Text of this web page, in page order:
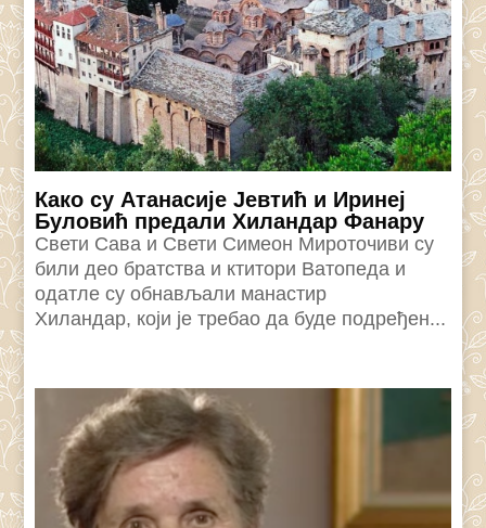
Како су Атанасије Јевтић и Иринеј
Буловић предали Хиландар Фанару
Свети Сава и Свети Симеон Мироточиви су
били део братства и ктитори Ватопеда и
одатле су обнављали манастир
Хиландар, који је требао да буде подређен...